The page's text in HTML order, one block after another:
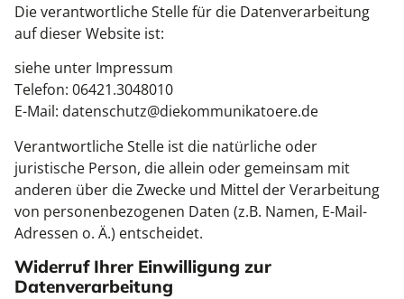
Die verantwortliche Stelle für die Datenverarbeitung
auf dieser Website ist:
siehe unter Impressum
Telefon: 06421.3048010
E-Mail: datenschutz@diekommunikatoere.de
Verantwortliche Stelle ist die natürliche oder
juristische Person, die allein oder gemeinsam mit
anderen über die Zwecke und Mittel der Verarbeitung
von personenbezogenen Daten (z.B. Namen, E-Mail-
Adressen o. Ä.) entscheidet.
Widerruf Ihrer Einwilligung zur
Datenverarbeitung